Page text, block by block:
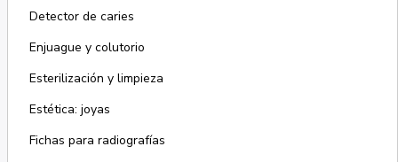
Detector de caries
Enjuague y colutorio
Esterilización y limpieza
Estética: joyas
Fichas para radiografías